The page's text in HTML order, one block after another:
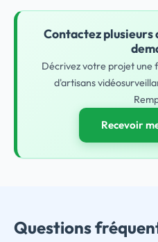
Contactez plusieurs
Décrivez votre projet une
d'artisans
Recevoir
Questions